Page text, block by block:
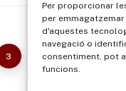
Per proporcionar
per
d'aquestes
navegació o
consentiment, pot
funcions.
3